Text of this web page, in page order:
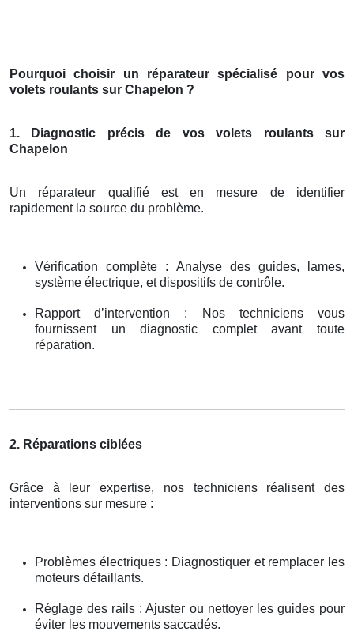
Pourquoi choisir un réparateur spécialisé pour vos
volets roulants sur Chapelon ?
1. Diagnostic précis de vos volets roulants sur
Chapelon
Un réparateur qualifié est en mesure de identifier
rapidement la source du problème.
Vérification complète : Analyse des guides, lames,
système électrique, et dispositifs de contrôle.
Rapport d’intervention : Nos techniciens vous
fournissent un diagnostic complet avant toute
réparation.
2. Réparations ciblées
Grâce à leur expertise, nos techniciens réalisent des
interventions sur mesure :
Problèmes électriques : Diagnostiquer et remplacer les
moteurs défaillants.
Réglage des rails : Ajuster ou nettoyer les guides pour
éviter les mouvements saccadés.